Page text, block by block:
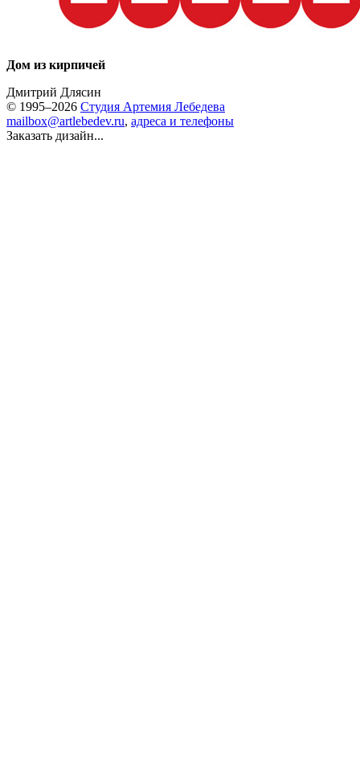
Дом из кирпичей
Дмитрий Длясин
© 1995–2026 Студия Артемия Лебедева
mailbox@artlebedev.ru, адреса и телефоны
Заказать дизайн...